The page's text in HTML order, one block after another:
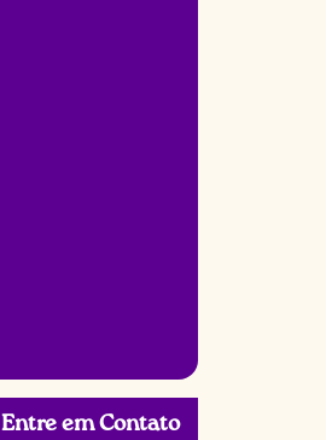
Entre em Contato